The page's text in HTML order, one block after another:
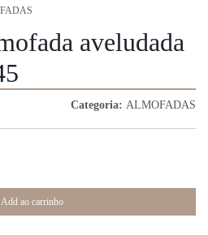
aveludada
Categoria: ALMOFADAS
ao carrinho